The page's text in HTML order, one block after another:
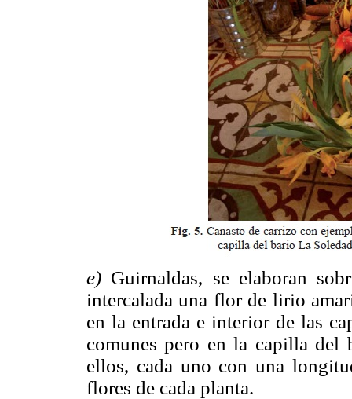
e) Guirnaldas, se elaboran
intercalada una flor de lirio
en la entrada e interior de las
comunes pero en la capilla del
ellos, cada uno con una
flores de cada planta.